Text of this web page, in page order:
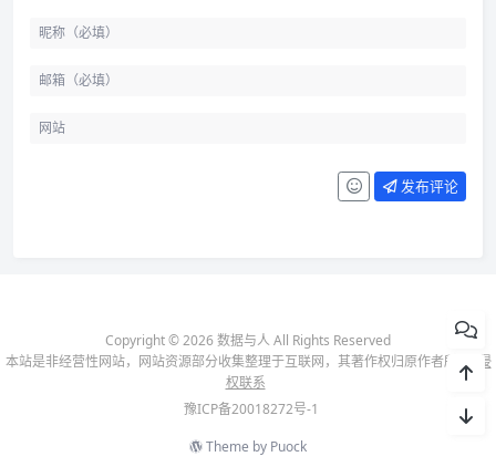
发布评论
Copyright © 2026 数据与人 All Rights Reserved
本站是非经营性网站，网站资源部分收集整理于互联网，其著作权归原作者所有-
侵
权联系
豫ICP备20018272号-1
Theme by Puock